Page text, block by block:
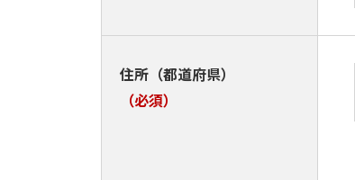
住所（都道府県）
（必須）